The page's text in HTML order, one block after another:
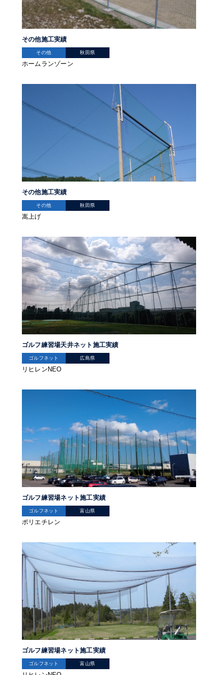
その他施工実績
その他 秋田県
ホームランゾーン
その他施工実績
その他 秋田県
嵩上げ
ゴルフ練習場天井ネット施工実績
ゴルフネット 広島県
リヒレンNEO
ゴルフ練習場ネット施工実績
ゴルフネット 富山県
ポリエチレン
ゴルフ練習場ネット施工実績
ゴルフネット 富山県